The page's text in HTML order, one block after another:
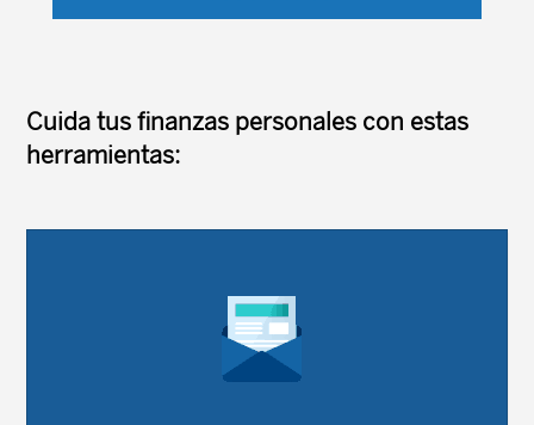
mayor, la forma en que los trabajadores de la salud
Cuida tus finanzas personales con estas
herramientas: